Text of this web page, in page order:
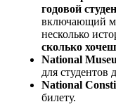
годовой
включающий
несколько
сколько
National
для студентов
National
билету.